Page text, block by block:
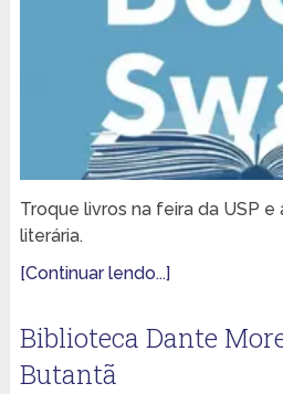
Troque livros na feira da USP
literária.
[Continuar lendo...]
Biblioteca Dante
Butantã